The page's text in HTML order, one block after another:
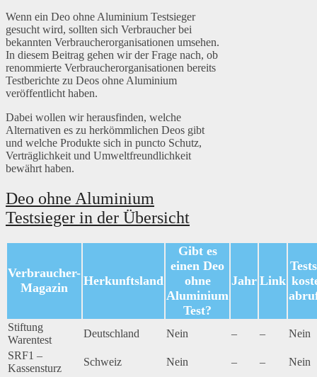
Wenn ein Deo ohne Aluminium Testsieger
gesucht wird, sollten sich Verbraucher bei
bekannten Verbraucherorganisationen umsehen.
In diesem Beitrag gehen wir der Frage nach, ob
renommierte Verbraucherorganisationen bereits
Testberichte zu Deos ohne Aluminium
veröffentlicht haben.
Dabei wollen wir herausfinden, welche
Alternativen es zu herkömmlichen Deos gibt
und welche Produkte sich in puncto Schutz,
Verträglichkeit und Umweltfreundlichkeit
bewährt haben.
Deo ohne Aluminium
Testsieger in der Übersicht
Verbraucher-
Magazin
Herkunftsland
Gibt es
einen Deo
ohne
Aluminium
Test?
Jahr Link
Stiftung
Warentest
Deutschland Nein – –
Nein
SRF1 –
Kassensturz
Schweiz Nein – –
Nein